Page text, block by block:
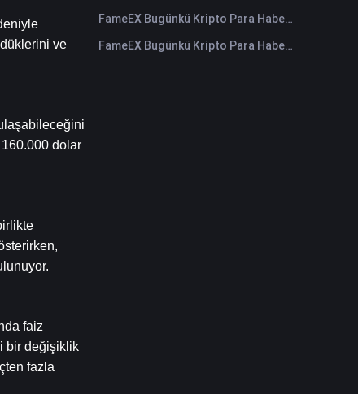
ve
dolar
faiz
bir değişiklik
fazla
FameEX Bugünkü Kripto Para Haberleri Özeti | 28 Temmuz 2026
FameEX Bugünkü Kripto Para Haberleri Özeti | 27 Temmuz 2026